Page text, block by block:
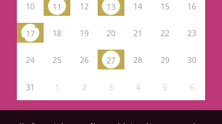
10 11 12 13 14 15 16
17 18 19 20 21 22 23
24 25 26 27 28 29 30
31 1 2 3 4 5 6